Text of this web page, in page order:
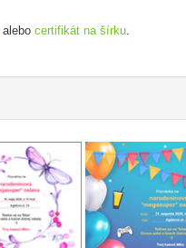
alebo certifikát na šírku.